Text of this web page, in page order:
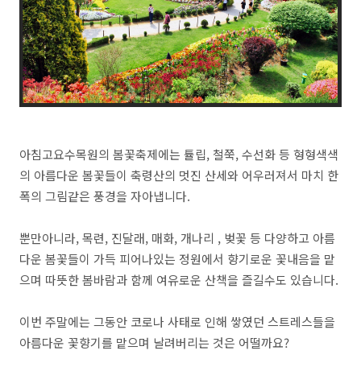
아침고요수목원의 봄꽃축제에는 튤립, 철쭉, 수선화 등 형형색색
의 아름다운 봄꽃들이 축령산의 멋진 산세와 어우러져서 마치 한
폭의 그림같은 풍경을 자아냅니다.
뿐만아니라, 목련, 진달래, 매화, 개나리 , 벚꽃 등 다양하고 아름
다운 봄꽃들이 가득 피어나있는 정원에서 향기로운 꽃내음을 맡
으며 따뜻한 봄바람과 함께 여유로운 산책을 즐길수도 있습니다.
이번 주말에는 그동안 코로나 사태로 인해 쌓였던 스트레스들을
아름다운 꽃향기를 맡으며 날려버리는 것은 어떨까요?